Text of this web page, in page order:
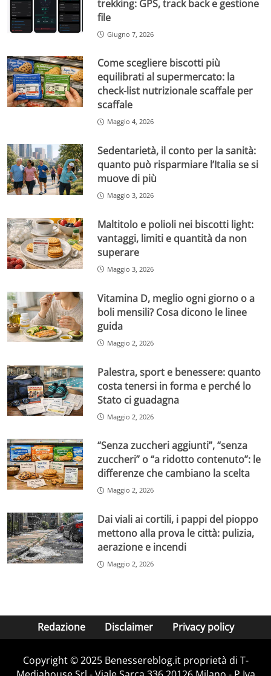
trekking: GPS, track back e gestione
file
Giugno 7, 2026
Come scegliere biscotti più
equilibrati al supermercato: la
check-list nutrizionale scaffale per
scaffale
Maggio 4, 2026
Sedentarietà, il conto per la sanità:
quanto può risparmiare l’Italia se si
muove di più
Maggio 3, 2026
Maltitolo e polioli nei biscotti light:
vantaggi, limiti e quantità da non
superare
Maggio 3, 2026
Vitamina D, meglio ogni giorno o a
boli mensili? Cosa dicono le linee
guida
Maggio 2, 2026
Palestra, sport e benessere: quanto
costa tenersi in forma e perché lo
Stato ci guadagna
Maggio 2, 2026
“Senza zuccheri aggiunti”, “senza
zuccheri” o “a ridotto contenuto”: le
differenze che cambiano la scelta
Maggio 2, 2026
Dai viali ai cortili, i pappi del pioppo
mettono alla prova le città: pulizia,
aerazione e incendi
Maggio 2, 2026
Redazione Disclaimer Privacy policy
Copyright © 2025 Benessereblog.it proprietà di T-